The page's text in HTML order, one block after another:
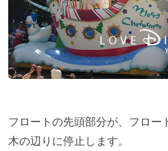
フロートの先頭部分が、フロー
木の辺りに停止します。